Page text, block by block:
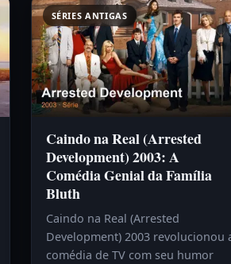
SÉRIES ANTIGAS
Caindo na Real (Arrested
Development) 2003: A
Comédia Genial da Família
Bluth
Caindo na Real (Arrested
Development) 2003 revolucionou
comédia de TV com seu humor